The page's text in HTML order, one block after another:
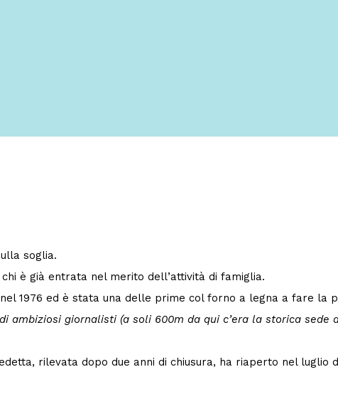
soglia.
è già entrata nel merito dell’attività di famiglia.
1976 ed è stata una delle prime col forno a legna a fare la
giornalisti (a soli 600m da qui c’era la storica sede
rilevata dopo due anni di chiusura, ha riaperto nel luglio